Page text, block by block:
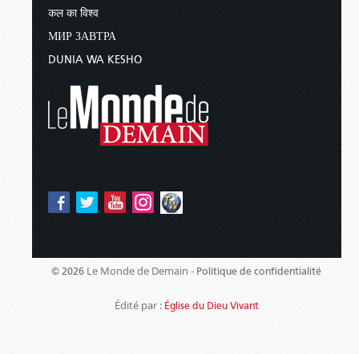
कल का विश्व
МИР ЗАВТРА
DUNIA WA KESHO
© 2026 Le Monde de Demain - Politique de confidentialité
Édité par : Église du Dieu Vivant